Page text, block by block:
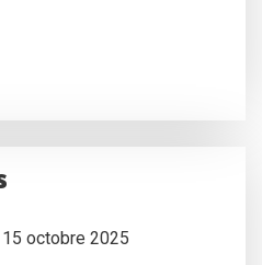
15 octobre 2025